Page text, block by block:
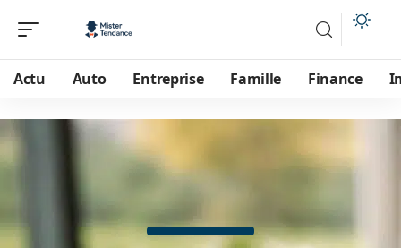
Actu Auto Entreprise Famille Finance